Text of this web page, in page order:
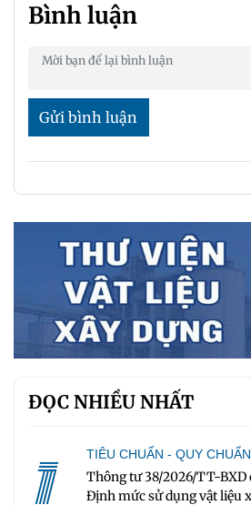
Bình luận
Gửi bình luận
ĐỌC NHIỀU NHẤT
1 TIÊU CHUẨN - QUY CHUẨN
Thông tư 38/2026/TT-BXD
Định mức sử dụng vật liệu